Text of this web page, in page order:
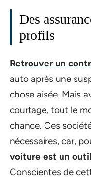
Des
profils
Retrouver un
auto après une
chose aisée. Mais
courtage, tout le
chance. Ces
nécessaires, car,
voiture est un
Conscientes de